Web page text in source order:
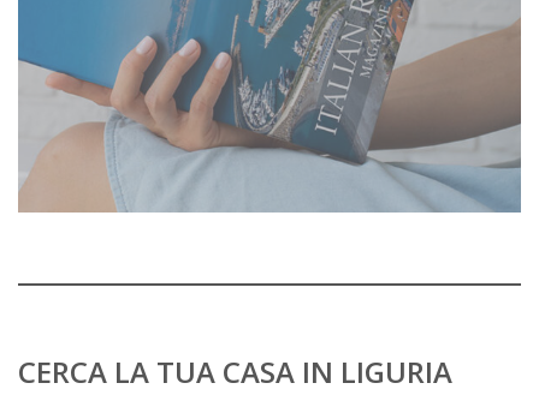
CERCA LA TUA CASA IN LIGURIA